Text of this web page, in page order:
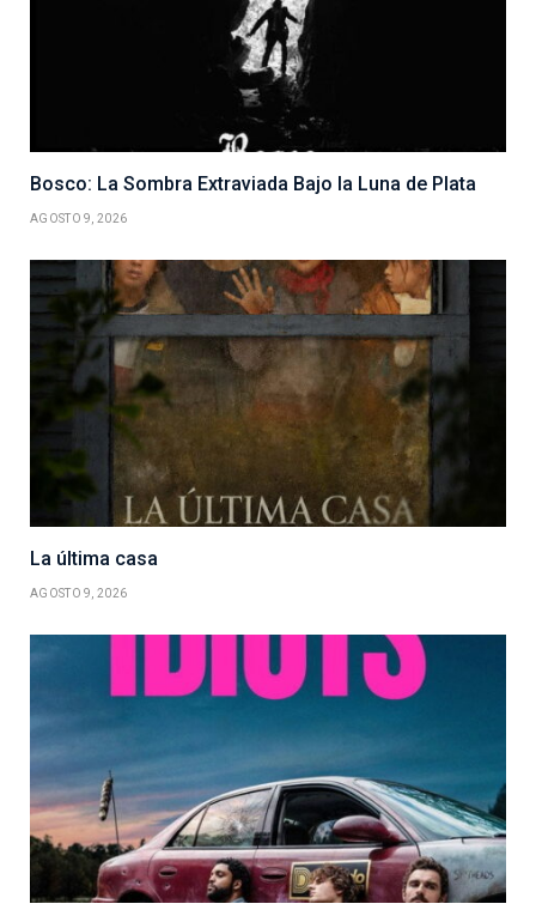
Bosco: La Sombra Extraviada Bajo la Luna de Plata
AGOSTO 9, 2026
La última casa
AGOSTO 9, 2026